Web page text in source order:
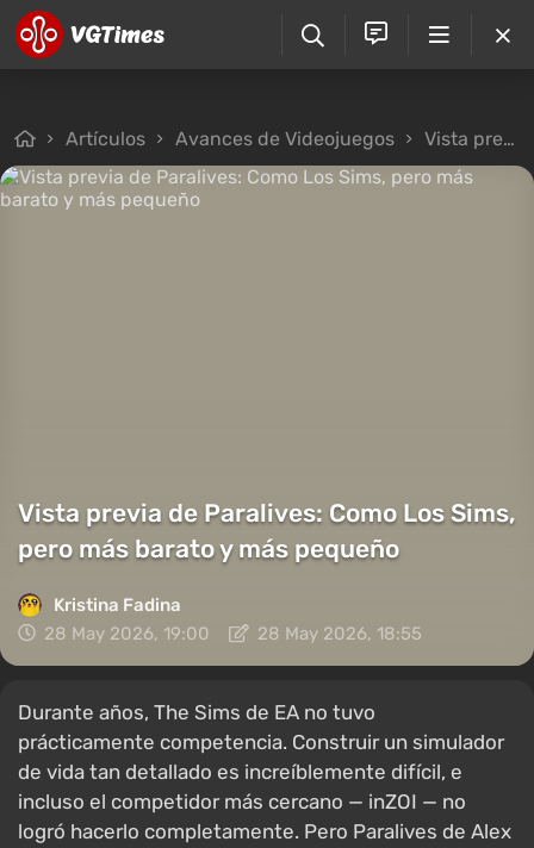
Artículos Avances de Videojuegos Vista previa de Paralives: Como Los Sims, pero más barato y más pequeño
Vista previa de Paralives: Como Los Sims,
pero más barato y más pequeño
Kristina Fadina
28 May 2026, 19:00
28 May 2026, 18:55
Durante años, The Sims de EA no tuvo
prácticamente competencia. Construir un simulador
de vida tan detallado es increíblemente difícil, e
incluso el competidor más cercano — inZOI — no
logró hacerlo completamente. Pero Paralives de Alex